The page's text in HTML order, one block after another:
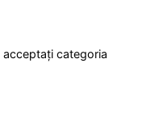
categoria